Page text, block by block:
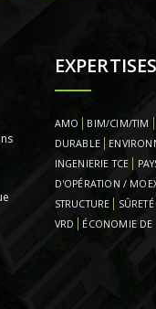
EXPERTISES
AMO BIM/CIM/TIM
DURABLE
INGENIERIE TCE
D'OPÉRATION /
STRUCTURE
VRD
ÉCONOMIE DE